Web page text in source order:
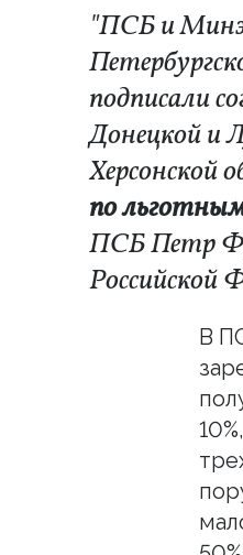
"ПСБ и
подписали
Донецкой и
Херсонской
по
ПСБ Петр
Российской
В